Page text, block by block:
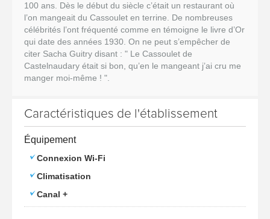
100 ans. Dès le début du siècle c’était un restaurant où
l’on mangeait du Cassoulet en terrine. De nombreuses
célébrités l’ont fréquenté comme en témoigne le livre d’Or
qui date des années 1930. On ne peut s’empêcher de
citer Sacha Guitry disant : " Le Cassoulet de
Castelnaudary était si bon, qu’en le mangeant j’ai cru me
manger moi-même ! ".
Caractéristiques de l'établissement
Équipement
Connexion Wi-Fi
Climatisation
Canal +